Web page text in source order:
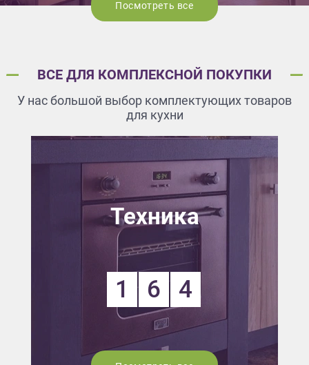
Посмотреть все
ВСЕ ДЛЯ КОМПЛЕКСНОЙ ПОКУПКИ
У нас большой выбор комплектующих товаров
для кухни
Техника
1 6 4